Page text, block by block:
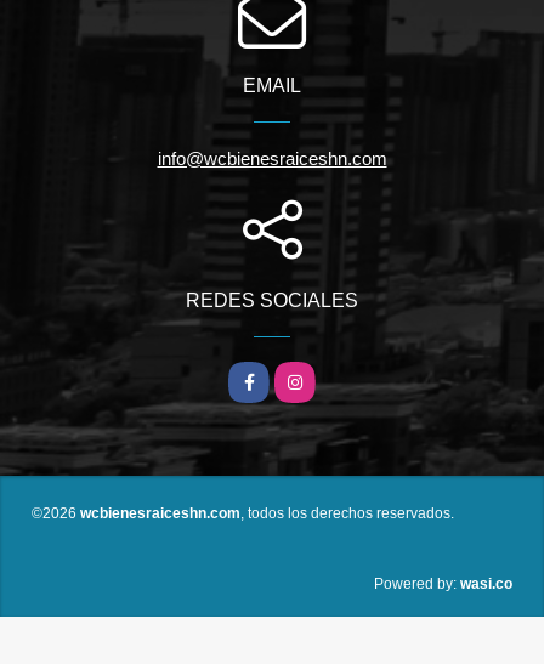
EMAIL
info@wcbienesraiceshn.com
REDES SOCIALES
Facebook
Instagram
©2026 wcbienesraiceshn.com , todos los derechos reservados.
Powered by: wasi.co